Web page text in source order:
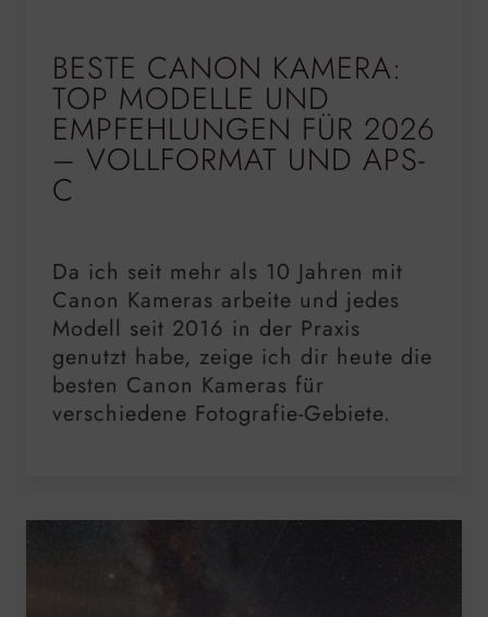
BESTE CANON KAMERA:
TOP MODELLE UND
EMPFEHLUNGEN FÜR 2026
– VOLLFORMAT UND APS-
C
Da ich seit mehr als 10 Jahren mit
Canon Kameras arbeite und jedes
Modell seit 2016 in der Praxis
genutzt habe, zeige ich dir heute die
besten Canon Kameras für
verschiedene Fotografie-Gebiete.